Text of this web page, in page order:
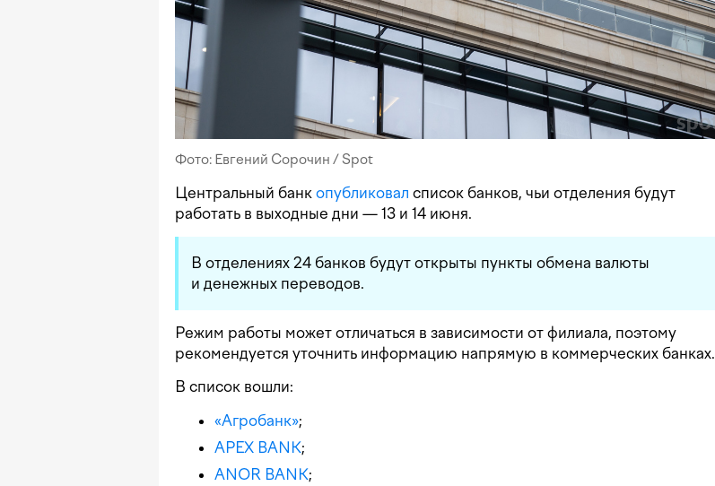
Фото: Евгений Сорочин / Spot
Центральный банк опубликовал список банков, чьи отделения будут
работать в выходные дни — 13 и 14 июня.
В отделениях 24 банков будут открыты пункты обмена валюты
и денежных переводов.
Режим работы может отличаться в зависимости от филиала, поэтому
рекомендуется уточнить информацию напрямую в коммерческих банках.
В список вошли:
«Агробанк»;
APEX BANK;
ANOR BANK;